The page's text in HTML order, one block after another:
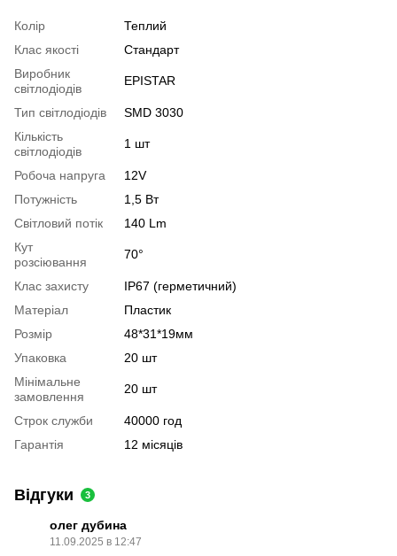
Колір
Теплий
Клас якості
Стандарт
Виробник
світлодіодів
EPISTAR
Тип світлодіодів
SMD 3030
Кількість
світлодіодів
1 шт
Робоча напруга
12V
Потужність
1,5 Вт
Світловий потік
140 Lm
Кут
розсіювання
70°
Клас захисту
IP67 (герметичний)
Матеріал
Пластик
Розмір
48*31*19мм
Упаковка
20 шт
Мінімальне
замовлення
20 шт
Строк служби
40000 год
Гарантія
12 місяців
Відгуки 3
олег дубина
11.09.2025 в 12:47